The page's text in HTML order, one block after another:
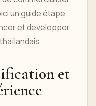
un guide étape
et développer
et